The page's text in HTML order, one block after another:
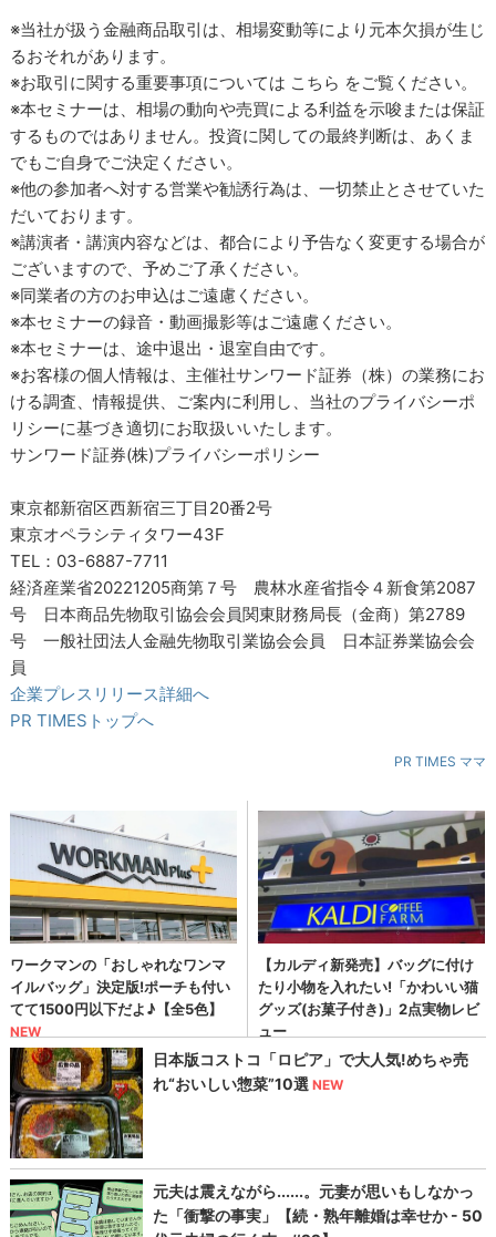
※当社が扱う金融商品取引は、相場変動等により元本欠損が生じ
るおそれがあります。
※お取引に関する重要事項については こちら をご覧ください。
※本セミナーは、相場の動向や売買による利益を示唆または保証
するものではありません。投資に関しての最終判断は、あくま
でもご自身でご決定ください。
※他の参加者へ対する営業や勧誘行為は、一切禁止とさせていた
だいております。
※講演者・講演内容などは、都合により予告なく変更する場合が
ございますので、予めご了承ください。
※同業者の方のお申込はご遠慮ください。
※本セミナーの録音・動画撮影等はご遠慮ください。
※本セミナーは、途中退出・退室自由です。
※お客様の個人情報は、主催社サンワード証券（株）の業務にお
ける調査、情報提供、ご案内に利用し、当社のプライバシーポ
リシーに基づき適切にお取扱いいたします。
サンワード証券(株)プライバシーポリシー
東京都新宿区西新宿三丁目20番2号
東京オペラシティタワー43F
TEL：03-6887-7711
経済産業省20221205商第７号 農林水産省指令４新食第2087
号 日本商品先物取引協会会員関東財務局長（金商）第2789
号 一般社団法人金融先物取引業協会会員 日本証券業協会会
員
企業プレスリリース詳細へ
PR TIMESトップへ
PR TIMES ママ